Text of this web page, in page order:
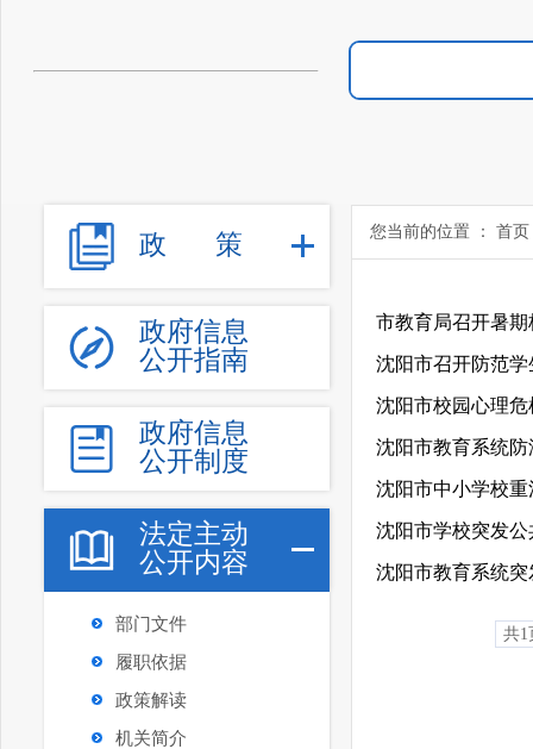
政 策
政府信息
公开指南
政府信息
公开制度
法定主动
公开内容
部门文件
履职依据
政策解读
机关简介
您当前的位置 ： 首页
市教育局召开暑
沈阳市召开防范
沈阳市教育系统
沈阳市学校突发
沈阳市教育系统
共1